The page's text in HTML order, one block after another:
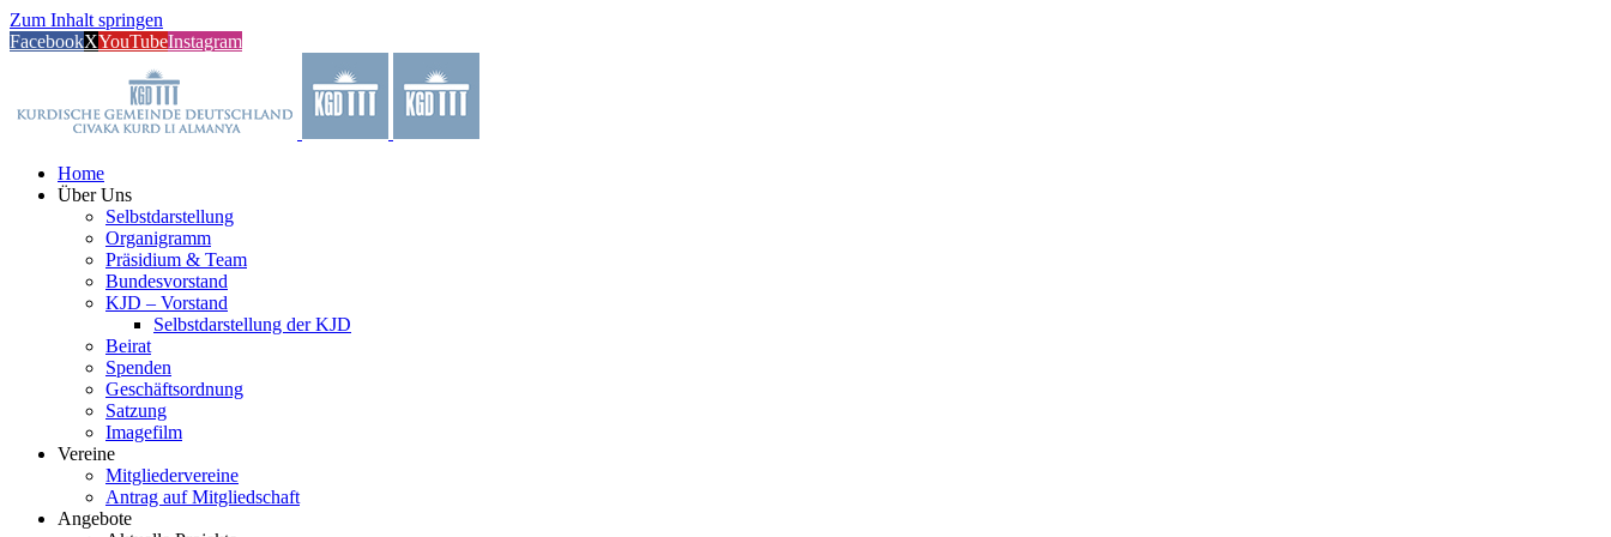
Zum Inhalt springen
FacebookXYouTubeInstagram
Home
Über Uns
Selbstdarstellung
Organigramm
Präsidium & Team
Bundesvorstand
KJD – Vorstand
Selbstdarstellung der KJD
Beirat
Spenden
Geschäftsordnung
Satzung
Imagefilm
Vereine
Mitgliedervereine
Antrag auf Mitgliedschaft
Angebote